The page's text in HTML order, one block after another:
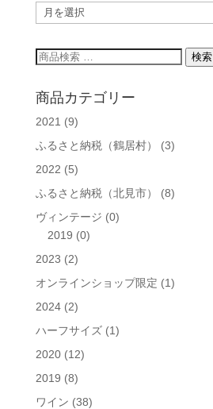
ー
カ
イ
検
対
検索
商品カテゴリー
2021 (9)
ふるさと納税（鶴居村）
(3)
2022 (5)
ふるさと納税（北見市）
(8)
ヴィンテージ (0)
2019 (0)
2023 (2)
オンラインショップ限定 (1)
2024 (2)
ハーフサイズ (1)
2020 (12)
2019 (8)
ワイン (38)